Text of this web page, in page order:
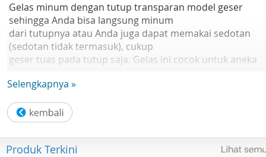
Gelas minum dengan tutup transparan model geser
sehingga Anda bisa langsung minum
dari tutupnya atau Anda juga dapat memakai sedotan
(sedotan tidak termasuk), cukup
geser tuas pada tutup saja. Gelas ini cocok untuk aneka
Air, Susu dan banyak lagi.
lebar atas di 10 cm
Kapasitas maksimal Tanpa Tutup di 900ml, Kapasitas
maksimal dengan Tutup di 800ml
Selengkapnya »
Produk Terkini